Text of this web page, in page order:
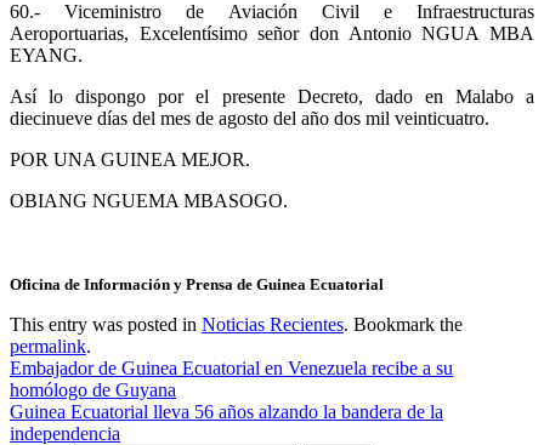
60.- Viceministro de Aviación Civil e Infraestructuras
Aeroportuarias, Excelentísimo señor don Antonio NGUA MBA
EYANG.
Así lo dispongo por el presente Decreto, dado en Malabo a
diecinueve días del mes de agosto del año dos mil veinticuatro.
POR UNA GUINEA MEJOR.
OBIANG NGUEMA MBASOGO.
Oficina de Información y Prensa de Guinea Ecuatorial
This entry was posted in Noticias Recientes. Bookmark the
permalink.
Embajador de Guinea Ecuatorial en Venezuela recibe a su
homólogo de Guyana
Guinea Ecuatorial lleva 56 años alzando la bandera de la
independencia